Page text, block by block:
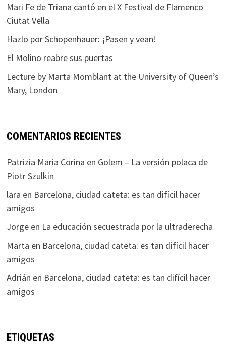
Mari Fe de Triana cantó en el X Festival de Flamenco
Ciutat Vella
Hazlo por Schopenhauer: ¡Pasen y vean!
El Molino reabre sus puertas
Lecture by Marta Momblant at the University of Queen’s
Mary, London
COMENTARIOS RECIENTES
Patrizia Maria Corina en Golem – La versión polaca de
Piotr Szulkin
lara en Barcelona, ciudad cateta: es tan difícil hacer
amigos
Jorgeen La educación secuestrada por la ultraderecha
Marta en Barcelona, ciudad cateta: es tan difícil hacer
amigos
Adrián en Barcelona, ciudad cateta: es tan difícil hacer
amigos
ETIQUETAS